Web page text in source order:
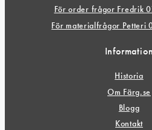
För order frågor Fredrik
För materialfrågor
Information
Historia
Om Färg.se
Blogg
Kontakt